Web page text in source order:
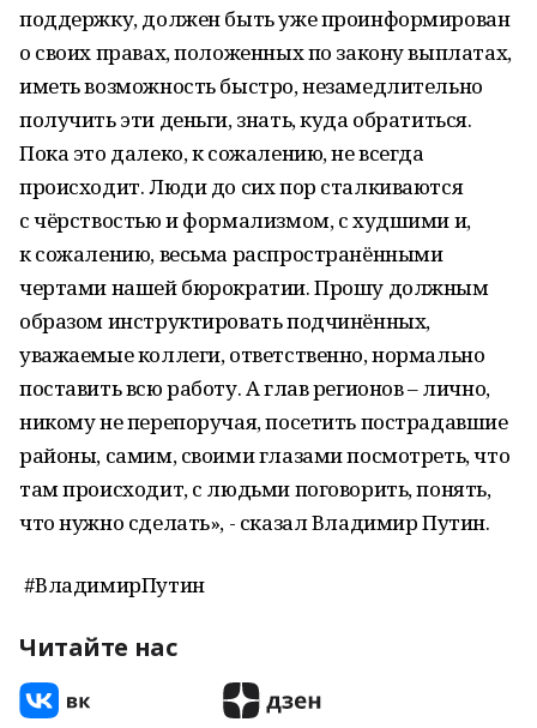
поддержку, должен быть уже проинформирован
о своих правах, положенных по закону выплатах,
иметь возможность быстро, незамедлительно
получить эти деньги, знать, куда обратиться.
Пока это далеко, к сожалению, не всегда
происходит. Люди до сих пор сталкиваются
с чёрствостью и формализмом, с худшими и,
к сожалению, весьма распространёнными
чертами нашей бюрократии. Прошу должным
образом инструктировать подчинённых,
уважаемые коллеги, ответственно, нормально
поставить всю работу. А глав регионов – лично,
никому не перепоручая, посетить пострадавшие
районы, самим, своими глазами посмотреть, что
там происходит, с людьми поговорить, понять,
что нужно сделать», - сказал Владимир Путин.
#ВладимирПутин
Читайте нас